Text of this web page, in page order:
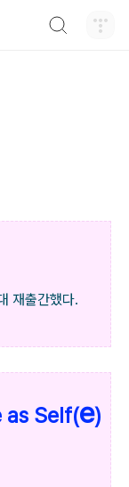
재출간했다.
as Self(e)